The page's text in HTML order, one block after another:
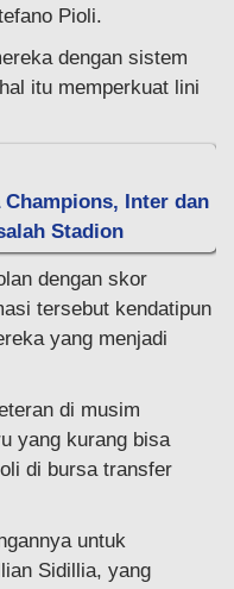
Pioli.
dengan sistem
itu memperkuat lini
Inter dan
Stadion
dengan skor
tersebut kendatipun
yang menjadi
di musim
yang kurang bisa
di bursa transfer
untuk
Sidillia, yang